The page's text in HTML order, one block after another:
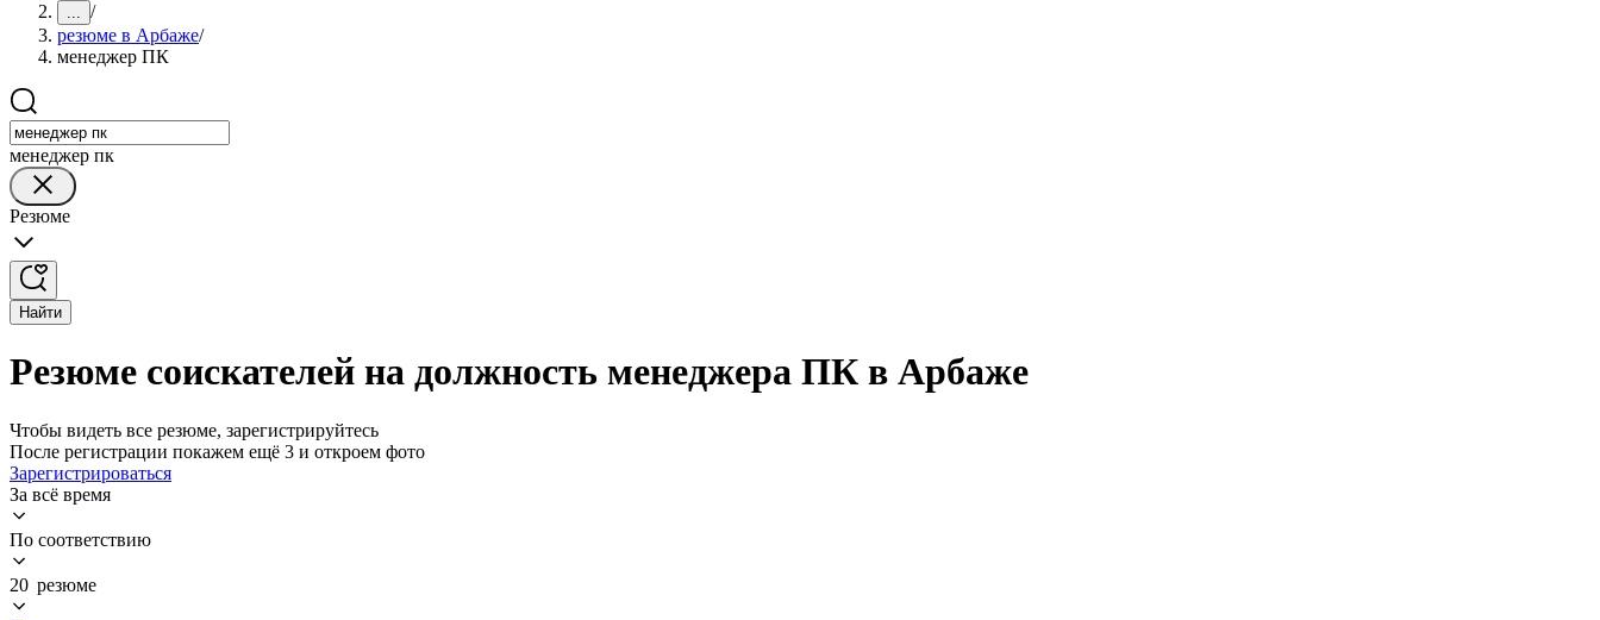
... /
резюме в Арбаже/
менеджер ПК
менеджер пк
Резюме
Найти
Резюме соискателей на должность менеджера ПК в Арбаже
Чтобы видеть все резюме, зарегистрируйтесь
После регистрации покажем ещё 3 и откроем фото
Зарегистрироваться
За всё время
По соответствию
20 резюме